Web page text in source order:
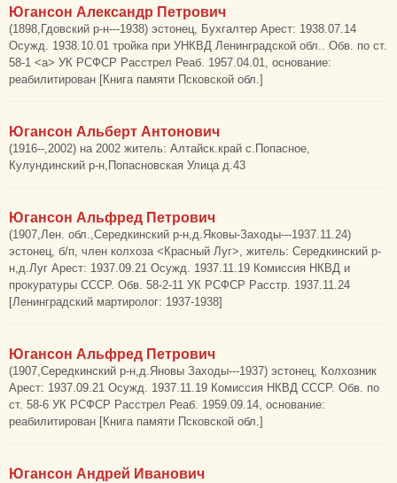
Югансон Александр Петрович
(1898,Гдовский р-н---1938) эстонец, Бухгалтер Арест: 1938.07.14
Осужд. 1938.10.01 тройка при УНКВД Ленинградской обл.. Обв. по ст.
58-1 <а> УК РСФСР Расстрел Реаб. 1957.04.01, основание:
реабилитирован [Книга памяти Псковской обл.]
Югансон Альберт Антонович
(1916--,2002) на 2002 житель: Алтайск.край с.Попасное,
Кулундинский р-н,Попасновская Улица д.43
Югансон Альфред Петрович
(1907,Лен. обл.,Середкинский р-н,д.Яковы-Заходы---1937.11.24)
эстонец, б/п, член колхоза <Красный Луг>, житель: Середкинский р-
н,д.Луг Арест: 1937.09.21 Осужд. 1937.11.19 Комиссия НКВД и
прокуратуры СССР. Обв. 58-2-11 УК РСФСР Расстр. 1937.11.24
[Ленинградский мартиролог: 1937-1938]
Югансон Альфред Петрович
(1907,Середкинский р-н,д.Яновы Заходы---1937) эстонец, Колхозник
Арест: 1937.09.21 Осужд. 1937.11.19 Комиссия НКВД СССР. Обв. по
ст. 58-6 УК РСФСР Расстрел Реаб. 1959.09.14, основание:
реабилитирован [Книга памяти Псковской обл.]
Югансон Андрей Иванович